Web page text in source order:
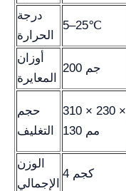
درجة
الحرارة
5–25℃
أوزان
المعايرة
200 جم
حجم
التغليف
310 × 230 ×
130 مم
الوزن
الإجمالي
4 كجم